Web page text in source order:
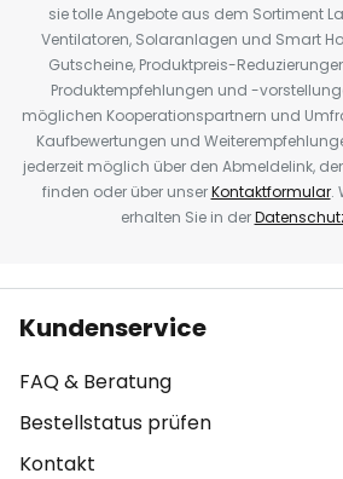
sie tolle Angebote aus dem Sortiment
Ventilatoren, Solaranlagen und Smart
Gutscheine, Produktpreis-
Produktempfehlungen und -
möglichen Kooperationspartnern und
Kaufbewertungen und
jederzeit möglich über den Abmeldelink,
finden oder über unserKontaktformular.
erhalten Sie in der
Kundenservice
FAQ & Beratung
Bestellstatus prüfen
Kontakt